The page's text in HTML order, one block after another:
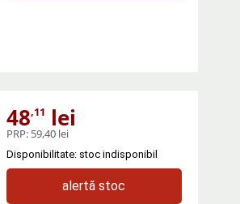
48,11 lei
PRP: 59,40 lei
Disponibilitate: stoc indisponibil
alertă stoc